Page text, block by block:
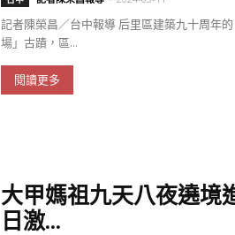
記者陳榮昌／台中報導 后里區建築九十周年
場」古蹟，區...
閱讀更多
大甲媽祖九天八夜遶境
日激...